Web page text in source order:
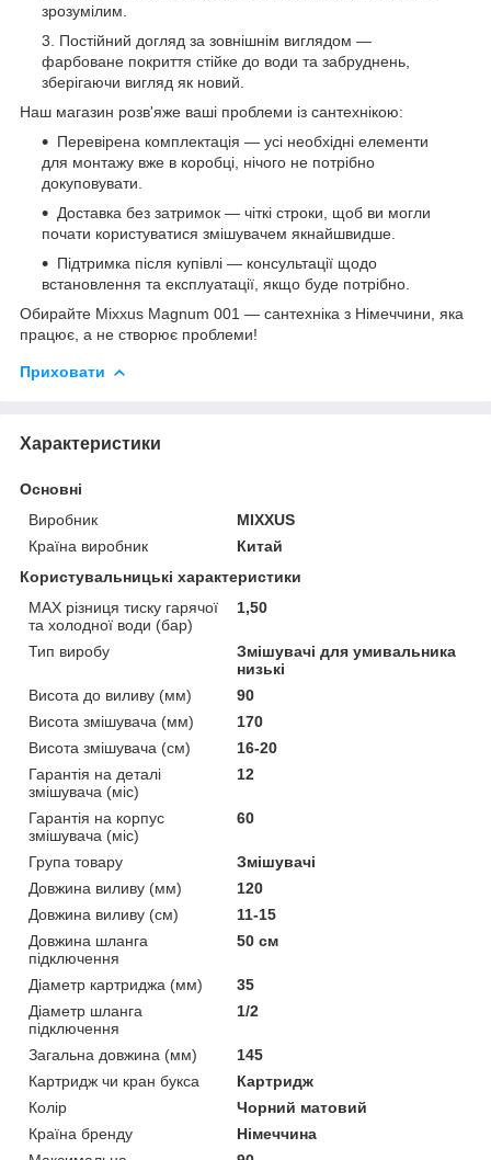
зрозумілим.
Постійний догляд за зовнішнім виглядом —
фарбоване покриття стійке до води та забруднень,
зберігаючи вигляд як новий.
Наш магазин розв'яже ваші проблеми із сантехнікою:
Перевірена комплектація — усі необхідні елементи
для монтажу вже в коробці, нічого не потрібно
докуповувати.
Доставка без затримок — чіткі строки, щоб ви могли
почати користуватися змішувачем якнайшвидше.
Підтримка після купівлі — консультації щодо
встановлення та експлуатації, якщо буде потрібно.
Обирайте Mixxus Magnum 001 — сантехніка з Німеччини, яка
працює, а не створює проблеми!
Приховати
Характеристики
Основні
Виробник
MIXXUS
Країна виробник
Китай
Користувальницькі характеристики
MAX різниця тиску гарячої
та холодної води (бар)
1,50
Тип виробу
Змішувачі для умивальника
низькі
Висота до виливу (мм)
90
Висота змішувача (мм)
170
Висота змішувача (см)
16-20
Гарантія на деталі
змішувача (міс)
12
Гарантія на корпус
змішувача (міс)
60
Група товару
Змішувачі
Довжина виливу (мм)
120
Довжина виливу (см)
11-15
Довжина шланга
підключення
50 см
Діаметр картриджа (мм)
35
Діаметр шланга
підключення
1/2
Загальна довжина (мм)
145
Картридж чи кран букса
Картридж
Колір
Чорний матовий
Країна бренду
Німеччина